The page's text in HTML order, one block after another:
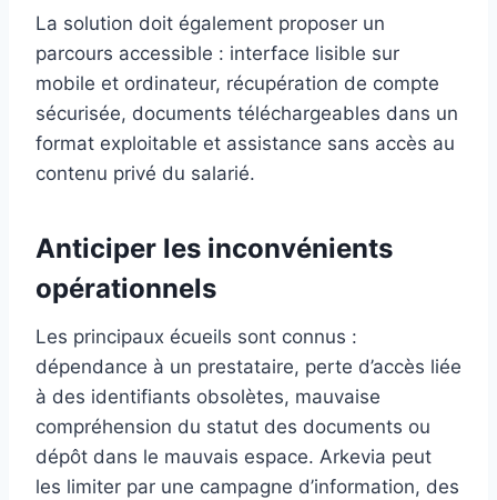
La solution doit également proposer un
parcours accessible : interface lisible sur
mobile et ordinateur, récupération de compte
sécurisée, documents téléchargeables dans un
format exploitable et assistance sans accès au
contenu privé du salarié.
Anticiper les inconvénients
opérationnels
Les principaux écueils sont connus :
dépendance à un prestataire, perte d’accès liée
à des identifiants obsolètes, mauvaise
compréhension du statut des documents ou
dépôt dans le mauvais espace. Arkevia peut
les limiter par une campagne d’information, des